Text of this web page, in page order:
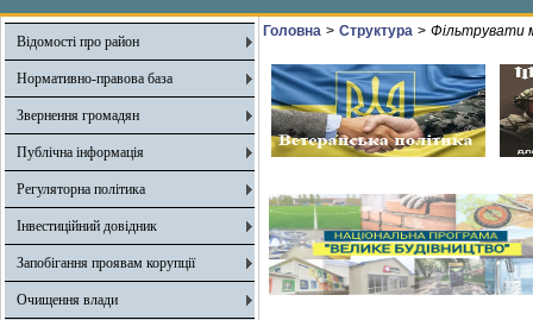
Відомості про район
Нормативно-правова база
Звернення громадян
Публічна інформація
Регуляторна політика
Інвестиційний довідник
Запобігання проявам корупції
Очищення влади
Головна > Структура > Фільтрувати